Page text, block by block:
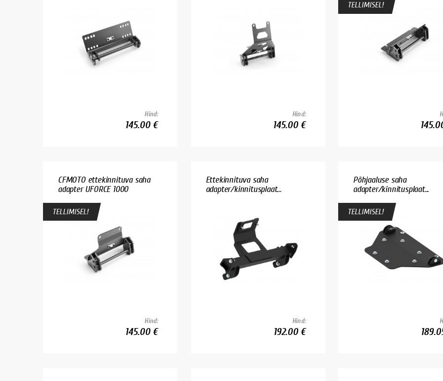
Hind:
145.00 €
Hind:
145.00 €
TELLIMISEL!
CFMOTO ettekinnituva saha
adapter UFORCE 1000
TELLIMISEL!
Hind:
145.00 €
Ettekinnituva saha
adapter/kinnitusplaat...
Hind:
192.00 €
Põhjaaluse saha
adapter/kinnitusplaat...
TELLIMISEL!